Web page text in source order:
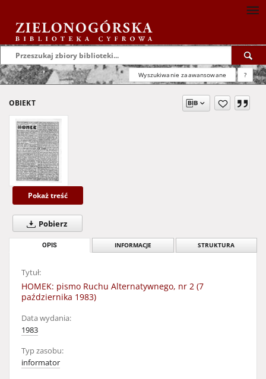
Wyszukiwanie zaawansowane ?
OBIEKT
Pokaż treść
Pobierz
OPIS INFORMACJE STRUKTURA
Tytuł:
HOMEK: pismo Ruchu Alternatywnego, nr 2 (7
października 1983)
Data wydania:
1983
Typ zasobu:
informator